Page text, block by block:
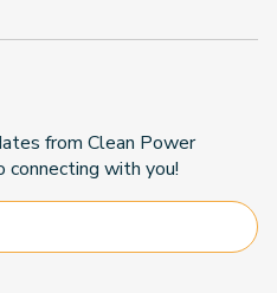
from Clean Power
with you!